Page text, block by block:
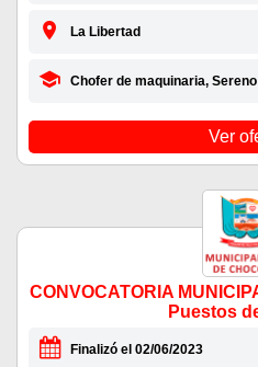
La Libertad
Chofer de maquinaria,
Ver
CONVOCATORIA
Puestos
Finalizó el 02/06/2023